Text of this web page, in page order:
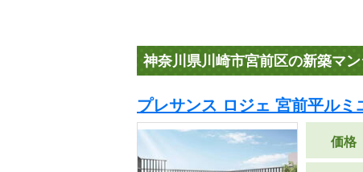
神奈川県川崎市宮前区の新築マ
プレサンス ロジェ 宮前平ル
価格